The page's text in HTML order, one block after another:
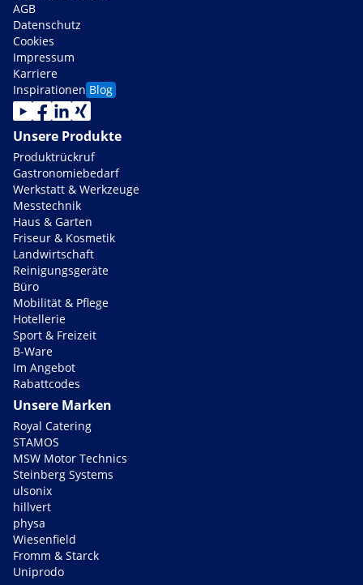
AGB
Datenschutz
Cookies
Impressum
Karriere
Inspirationen Blog
Unsere Produkte
Produktrückruf
Gastronomiebedarf
Werkstatt & Werkzeuge
Messtechnik
Haus & Garten
Friseur & Kosmetik
Landwirtschaft
Reinigungsgeräte
Büro
Mobilität & Pflege
Hotellerie
Sport & Freizeit
B-Ware
Im Angebot
Rabattcodes
Unsere Marken
Royal Catering
STAMOS
MSW Motor Technics
Steinberg Systems
ulsonix
hillvert
physa
Wiesenfield
Fromm & Starck
Uniprodo